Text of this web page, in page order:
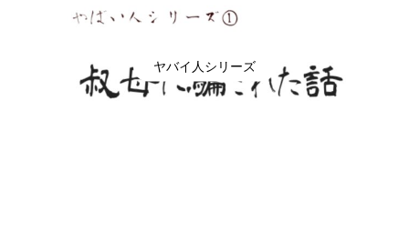
ヤバイ人シリーズ